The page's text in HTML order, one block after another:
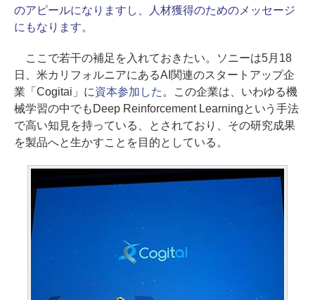
のアピールになりますし、人材獲得のためのメッセージ
にもなります。
ここで若干の補足を入れておきたい。ソニーは5月18
日、米カリフォルニアにあるAI関連のスタートアップ企
業「Cogitai」に資本参加した 。この企業は、いわゆる機
械学習の中でもDeep Reinforcement Learningという手法
で高い知見を持っている、とされており、その研究成果
を製品へと生かすことを目的としている。